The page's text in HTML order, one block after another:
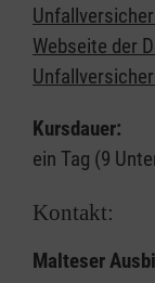
Webseite der
Kursdauer:
ein Tag (9
Kontakt:
Malteser